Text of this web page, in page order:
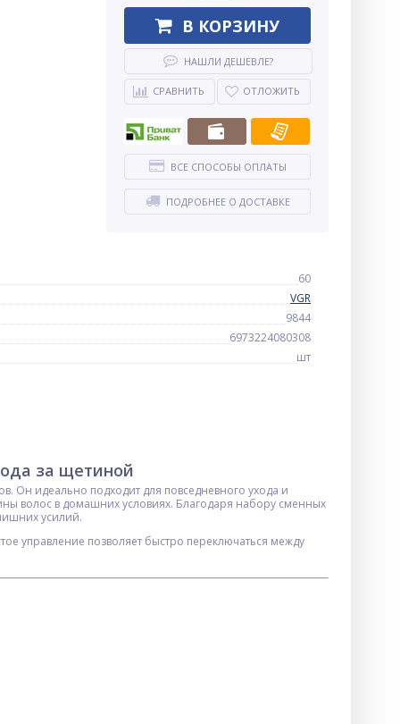
В КОРЗИНУ
НАШЛИ ДЕШЕВЛЕ?
СРАВНИТЬ ОТЛОЖИТЬ
ВСЕ СПОСОБЫ ОПЛАТЫ
ПОДРОБНЕЕ О ДОСТАВКЕ
60
VGR
9844
6973224080308
шт
за щетиной
Он идеально подходит для повседневного ухода и
волос в домашних условиях. Благодаря набору сменных
усилий.
управление позволяет быстро переключаться между